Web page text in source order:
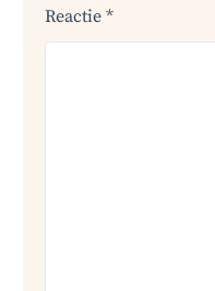
Reactie*